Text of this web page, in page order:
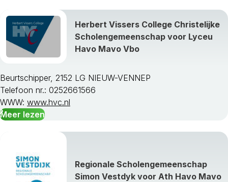
Herbert Vissers College Christelijke
Scholengemeenschap voor Lyceu
Havo Mavo Vbo
Beurtschipper, 2152 LG NIEUW-VENNEP
Telefoon nr.: 0252661566
WWW: www.hvc.nl
Meer lezen
Regionale Scholengemeenschap
Simon Vestdyk voor Ath Havo Mavo